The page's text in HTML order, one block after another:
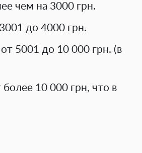
чем на 3000 грн.
до 4000 грн.
5001 до 10 000 грн. (в
10 000 грн, что в